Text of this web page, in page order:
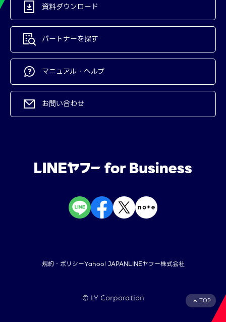
資料ダウンロード
パートナーを探す
マニュアル・ヘルプ
お問い合わせ
TOP
規約・ポリシーYahoo! JAPANLINEヤフー株式会社
©︎ LY Corporation